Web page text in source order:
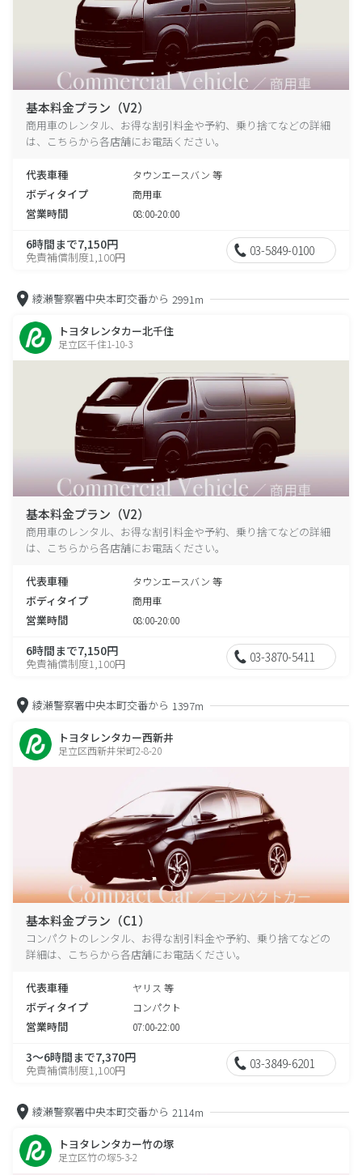
基本料金プラン（V2）
商用車のレンタル、お得な割引料金や予約、乗り捨てなどの詳細
は、こちらから各店舗にお電話ください。
代表車種 タウンエースバン 等
ボディタイプ 商用車
営業時間 08:00-20:00
6時間まで7,150円
免責補償制度1,100円 03-5849-0100
綾瀬警察署中央本町交番から 2991m
トヨタレンタカー北千住
足立区千住1-10-3
基本料金プラン（V2）
商用車のレンタル、お得な割引料金や予約、乗り捨てなどの詳細
は、こちらから各店舗にお電話ください。
代表車種 タウンエースバン 等
ボディタイプ 商用車
営業時間 08:00-20:00
6時間まで7,150円
免責補償制度1,100円 03-3870-5411
綾瀬警察署中央本町交番から 1397m
トヨタレンタカー西新井
足立区西新井栄町2-8-20
基本料金プラン（C1）
コンパクトのレンタル、お得な割引料金や予約、乗り捨てなどの
詳細は、こちらから各店舗にお電話ください。
代表車種 ヤリス 等
ボディタイプ コンパクト
営業時間 07:00-22:00
3～6時間まで7,370円
免責補償制度1,100円 03-3849-6201
綾瀬警察署中央本町交番から 2114m
トヨタレンタカー竹の塚
足立区竹の塚5-3-2